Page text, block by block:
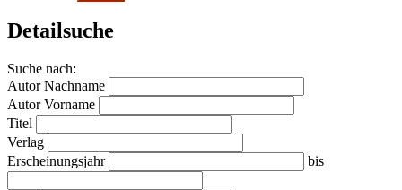
Detailsuche
Suche nach:
Autor Nachname
Autor Vorname
Titel
Verlag
Erscheinungsjahr
bis